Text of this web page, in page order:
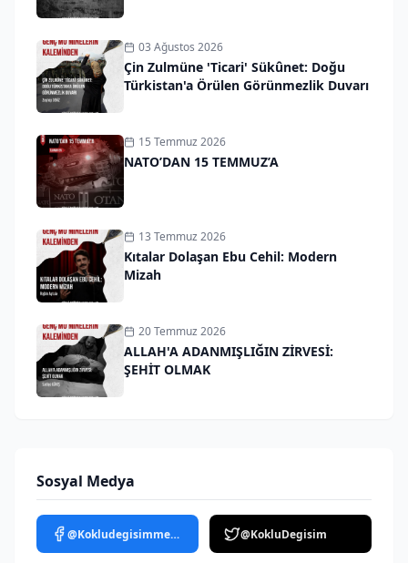
03 Ağustos 2026
Çin Zulmüne 'Ticari' Sükûnet: Doğu
Türkistan'a Örülen Görünmezlik Duvarı
15 Temmuz 2026
NATO’DAN 15 TEMMUZ’A
13 Temmuz 2026
Kıtalar Dolaşan Ebu Cehil: Modern
Mizah
20 Temmuz 2026
ALLAH'A ADANMIŞLIĞIN ZİRVESİ:
ŞEHİT OLMAK
Sosyal Medya
@Kokludegisimmedya @KokluDegisim